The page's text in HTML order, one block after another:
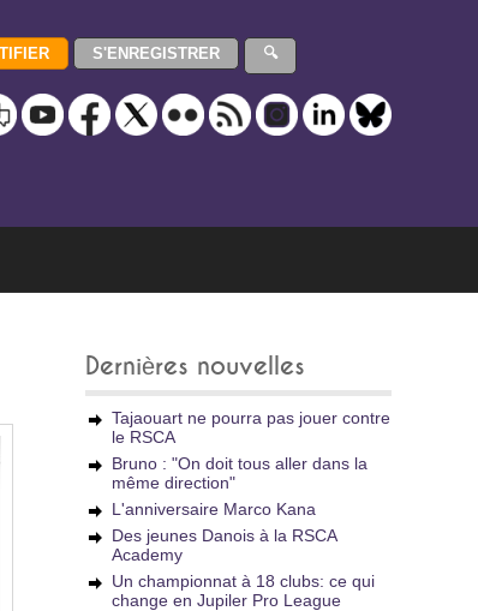
Dernières nouvelles
Tajaouart ne pourra pas jouer contre
le RSCA
Bruno : "On doit tous aller dans la
même direction"
L'anniversaire Marco Kana
Des jeunes Danois à la RSCA
Academy
Un championnat à 18 clubs: ce qui
change en Jupiler Pro League